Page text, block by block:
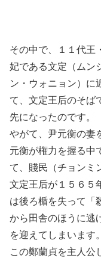
その中で、１１代王
妃である文定（ムン
ン・ウォニョン）に
て、文定王后のそば
先になったのです。
やがて、尹元衡の妻
元衡が権力を握る中
て、賤民（チョンミ
文定王后が１５６５
は後ろ楯を失って「
から田舎のほうに逃
を迎えてしまいます。
この鄭蘭貞を主人公